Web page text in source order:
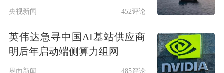
售，计划将其产品集成业务的核心资
业股份有限公司及其子公司。根据7月
15日的公告，此次交易涉及的境内子公
央视新闻 452评论
英伟达急寻中国AI基站供应商
明后年启动端侧算力组网
界面新闻 485评论